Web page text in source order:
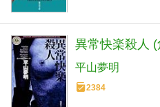
異常快楽殺人
平山夢明
2384